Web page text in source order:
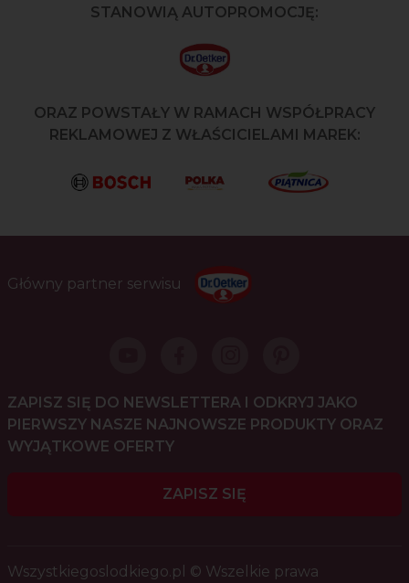
STANOWIĄ AUTOPROMOCJĘ:
ORAZ POWSTAŁY W RAMACH WSPÓŁPRACY
REKLAMOWEJ Z WŁAŚCICIELAMI MAREK:
Główny partner serwisu
ZAPISZ SIĘ DO NEWSLETTERA I ODKRYJ JAKO
PIERWSZY NASZE NAJNOWSZE PRODUKTY ORAZ
WYJĄTKOWE OFERTY
ZAPISZ SIĘ
Wszystkiegoslodkiego.pl © Wszelkie prawa